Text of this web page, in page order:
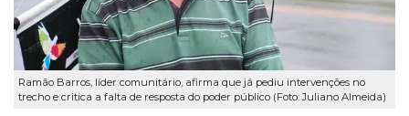
Ramão Barros, líder comunitário, afirma que já pediu intervenções no
trecho e critica a falta de resposta do poder público (Foto: Juliano Almeida)